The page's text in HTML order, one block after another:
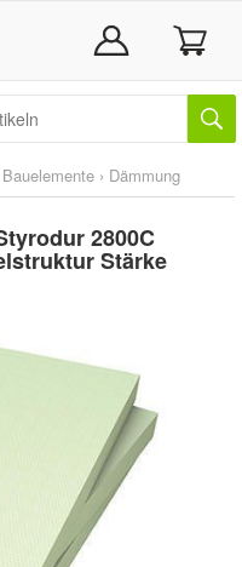
› Dämmung
2800C
Stärke